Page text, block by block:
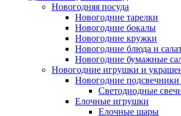
Новогодняя посуда
Новогодние тарелки
Новогодние бокалы
Новогодние кружки
Новогодние блюда и
Новогодние бумажные
Новогодние игрушки и
Новогодние подсвечники
Светодиодные
Елочные игрушки
Елочные шары